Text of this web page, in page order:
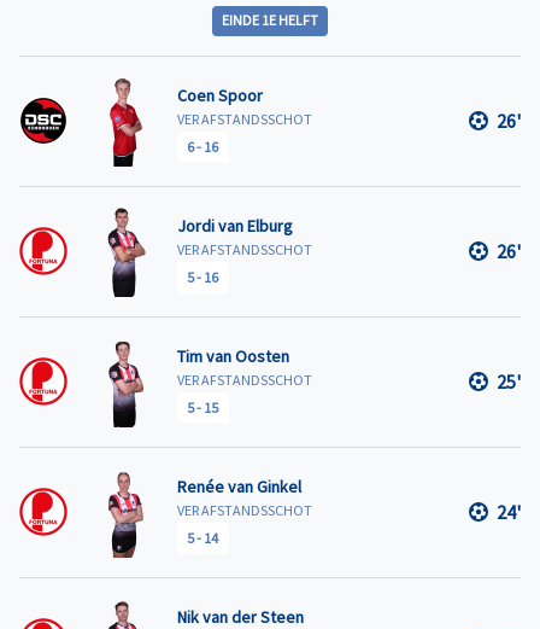
EINDE 1E HELFT
Coen Spoor
VER AFSTANDSSCHOT
6- 16
26'
Jordi van Elburg
VER AFSTANDSSCHOT
5- 16
26'
Tim van Oosten
VER AFSTANDSSCHOT
5- 15
25'
Renée van Ginkel
VER AFSTANDSSCHOT
5- 14
24'
Nik van der Steen